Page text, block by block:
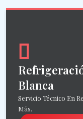
Blanca
Servicio Técnico En
Más.